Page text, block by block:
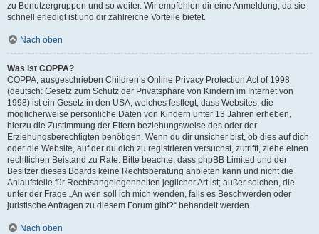
zu Benutzergruppen und so weiter. Wir empfehlen dir eine Anmeldung, da sie
schnell erledigt ist und dir zahlreiche Vorteile bietet.
Nach oben
Was ist COPPA?
COPPA, ausgeschrieben Children’s Online Privacy Protection Act of 1998
(deutsch: Gesetz zum Schutz der Privatsphäre von Kindern im Internet von
1998) ist ein Gesetz in den USA, welches festlegt, dass Websites, die
möglicherweise persönliche Daten von Kindern unter 13 Jahren erheben,
hierzu die Zustimmung der Eltern beziehungsweise des oder der
Erziehungsberechtigten benötigen. Wenn du dir unsicher bist, ob dies auf dich
oder die Website, auf der du dich zu registrieren versuchst, zutrifft, ziehe einen
rechtlichen Beistand zu Rate. Bitte beachte, dass phpBB Limited und der
Besitzer dieses Boards keine Rechtsberatung anbieten kann und nicht die
Anlaufstelle für Rechtsangelegenheiten jeglicher Art ist; außer solchen, die
unter der Frage „An wen soll ich mich wenden, falls es Beschwerden oder
juristische Anfragen zu diesem Forum gibt?“ behandelt werden.
Nach oben